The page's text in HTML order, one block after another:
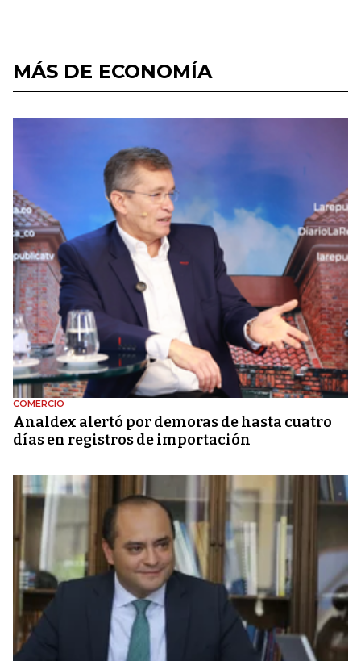
MÁS DE ECONOMÍA
COMERCIO
Analdex alertó por demoras de hasta cuatro
días en registros de importación